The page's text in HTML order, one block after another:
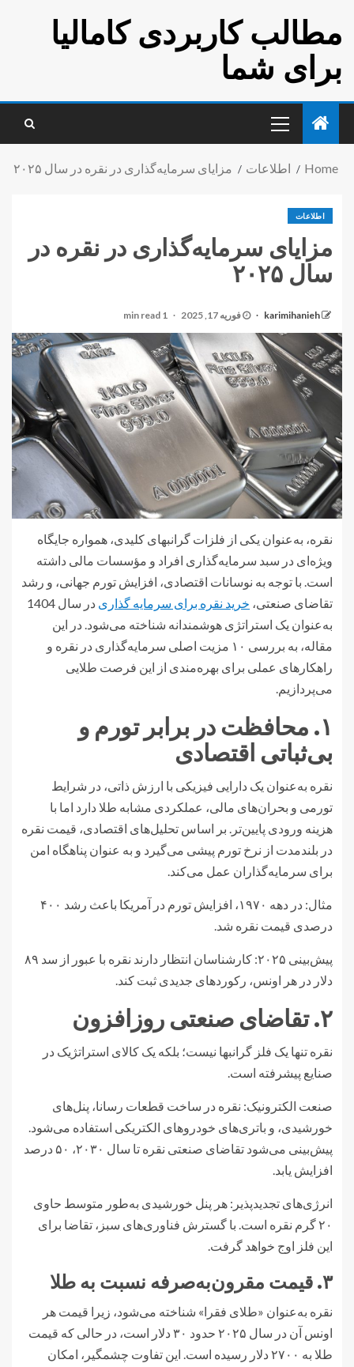
مطالب کاربردی کامالیا
برای شما
Home اطلاعات مزایای سرمایه‌گذاری در نقره در سال ۲۰۲۵
اطلاعات
مزایای سرمایه‌گذاری در نقره در
سال ۲۰۲۵
karimihanieh فوریه 17, 2025 1 min read
نقره، به‌عنوان یکی از فلزات گرانبهای کلیدی، همواره جایگاه
ویژه‌ای در سبد سرمایه‌گذاری افراد و مؤسسات مالی داشته
است. با توجه به نوسانات اقتصادی، افزایش تورم جهانی، و رشد
تقاضای صنعتی، خرید نقره برای سرمایه گذاری
در سال 1404
به‌عنوان یک استراتژی هوشمندانه شناخته می‌شود. در این
مقاله، به بررسی ۱۰ مزیت اصلی سرمایه‌گذاری در نقره و
راهکارهای عملی برای بهره‌مندی از این فرصت طلایی
می‌پردازیم.
۱. محافظت در برابر تورم و
بی‌ثباتی اقتصادی
نقره به‌عنوان یک دارایی فیزیکی با ارزش ذاتی، در شرایط
تورمی و بحران‌های مالی، عملکردی مشابه طلا دارد اما با
هزینه ورودی پایین‌تر. بر اساس تحلیل‌های اقتصادی، قیمت نقره
در بلندمدت از نرخ تورم پیشی می‌گیرد و به عنوان پناهگاه امن
برای سرمایه‌گذاران عمل می‌کند.
مثال: در دهه ۱۹۷۰، افزایش تورم در آمریکا باعث رشد ۴۰۰
درصدی قیمت نقره شد.
پیش‌بینی ۲۰۲۵: کارشناسان انتظار دارند نقره با عبور از سد ۸۹
دلار در هر اونس، رکوردهای جدیدی ثبت کند.
۲. تقاضای صنعتی روزافزون
نقره تنها یک فلز گرانبها نیست؛ بلکه یک کالای استراتژیک در
صنایع پیشرفته است.
صنعت الکترونیک: نقره در ساخت قطعات رسانا، پنل‌های
خورشیدی، و باتری‌های خودروهای الکتریکی استفاده می‌شود.
پیش‌بینی می‌شود تقاضای صنعتی نقره تا سال ۲۰۳۰، ۵۰ درصد
افزایش یابد.
انرژی‌های تجدیدپذیر: هر پنل خورشیدی به‌طور متوسط حاوی
۲۰ گرم نقره است. با گسترش فناوری‌های سبز، تقاضا برای
این فلز اوج خواهد گرفت.
۳. قیمت مقرون‌به‌صرفه نسبت به طلا
نقره به‌عنوان «طلای فقرا» شناخته می‌شود، زیرا قیمت هر
اونس آن در سال ۲۰۲۵ حدود ۳۰ دلار است، در حالی که قیمت
طلا به ۲۷۰۰ دلار رسیده است. این تفاوت چشمگیر، امکان